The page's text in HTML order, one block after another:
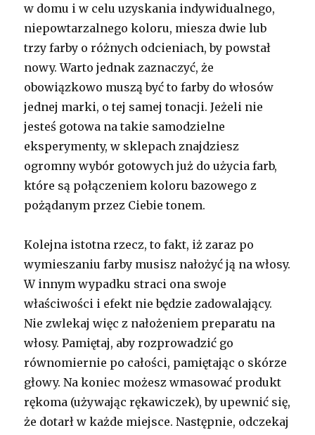
w domu i w celu uzyskania indywidualnego,
niepowtarzalnego koloru, miesza dwie lub
trzy farby o różnych odcieniach, by powstał
nowy. Warto jednak zaznaczyć, że
obowiązkowo muszą być to farby do włosów
jednej marki, o tej samej tonacji. Jeżeli nie
jesteś gotowa na takie samodzielne
eksperymenty, w sklepach znajdziesz
ogromny wybór gotowych już do użycia farb,
które są połączeniem koloru bazowego z
pożądanym przez Ciebie tonem.
Kolejna istotna rzecz, to fakt, iż zaraz po
wymieszaniu farby musisz nałożyć ją na włosy.
W innym wypadku straci ona swoje
właściwości i efekt nie będzie zadowalający.
Nie zwlekaj więc z nałożeniem preparatu na
włosy. Pamiętaj, aby rozprowadzić go
równomiernie po całości, pamiętając o skórze
głowy. Na koniec możesz wmasować produkt
rękoma (używając rękawiczek), by upewnić się,
że dotarł w każde miejsce. Następnie, odczekaj